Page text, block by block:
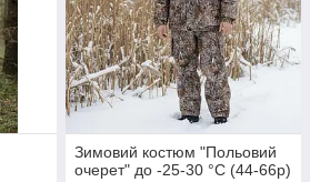
Зимовий костюм "Польовий
очерет" до -25-30 °C (44-66р)